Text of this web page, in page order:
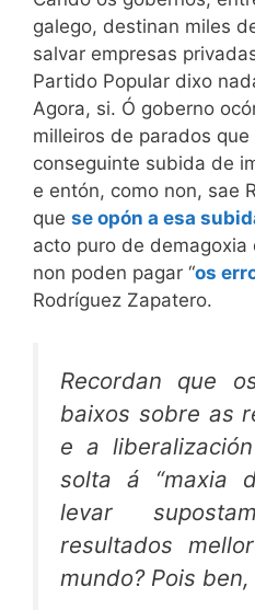
galego, destinan miles
salvar empresas
Partido Popular dixo
Agora, si. Ó goberno
milleiros de parados
conseguinte subida de
e entón, como non, sae
que se opón a esa
acto puro de
non poden pagar “os
Rodríguez Zapatero.
Recordan que
baixos sobre as
e a
solta á “maxia
levar
resultados
mundo? Pois